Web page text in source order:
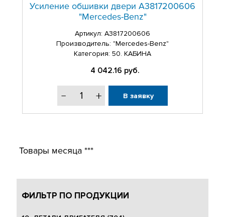
Товары месяца ***
ФИЛЬТР ПО ПРОДУКЦИИ
Усиление обшивки двери A3817200606
"Mercedes-Benz"
Артикул: A3817200606
Производитель: "Mercedes-Benz"
Категория: 50. КАБИНА
4 042.16 руб.
В заявку